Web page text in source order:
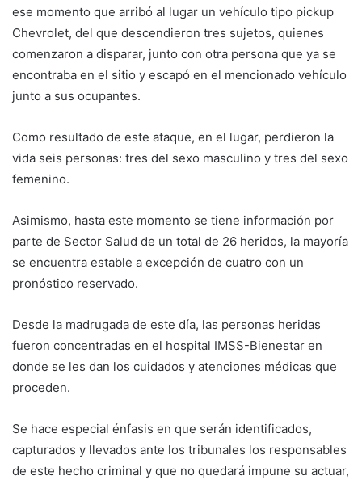
ese momento que arribó al lugar un vehículo tipo pickup
Chevrolet, del que descendieron tres sujetos, quienes
comenzaron a disparar, junto con otra persona que ya se
encontraba en el sitio y escapó en el mencionado vehículo
junto a sus ocupantes.
Como resultado de este ataque, en el lugar, perdieron la
vida seis personas: tres del sexo masculino y tres del sexo
femenino.
Asimismo, hasta este momento se tiene información por
parte de Sector Salud de un total de 26 heridos, la mayoría
se encuentra estable a excepción de cuatro con un
pronóstico reservado.
Desde la madrugada de este día, las personas heridas
fueron concentradas en el hospital IMSS-Bienestar en
donde se les dan los cuidados y atenciones médicas que
proceden.
Se hace especial énfasis en que serán identificados,
capturados y llevados ante los tribunales los responsables
de este hecho criminal y que no quedará impune su actuar,